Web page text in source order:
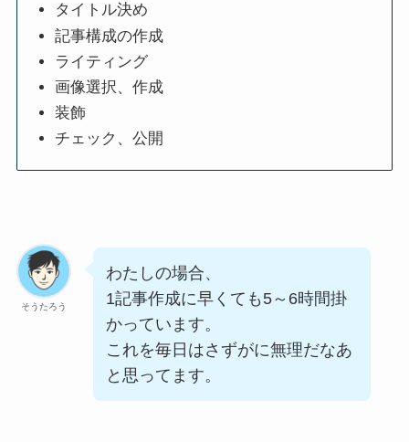
タイトル決め
記事構成の作成
ライティング
画像選択、作成
装飾
チェック、公開
そうたろう
わたしの場合、
1記事作成に早くても5～6時間掛
かっています。
これを毎日はさずがに無理だなあ
と思ってます。